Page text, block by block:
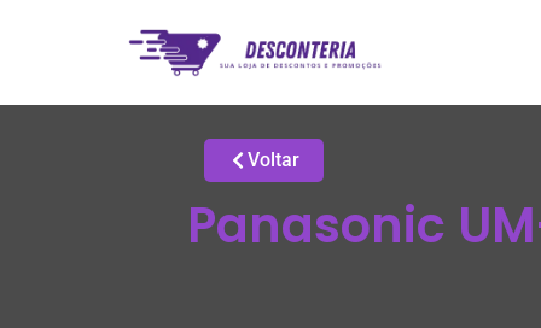
Voltar
Panasonic